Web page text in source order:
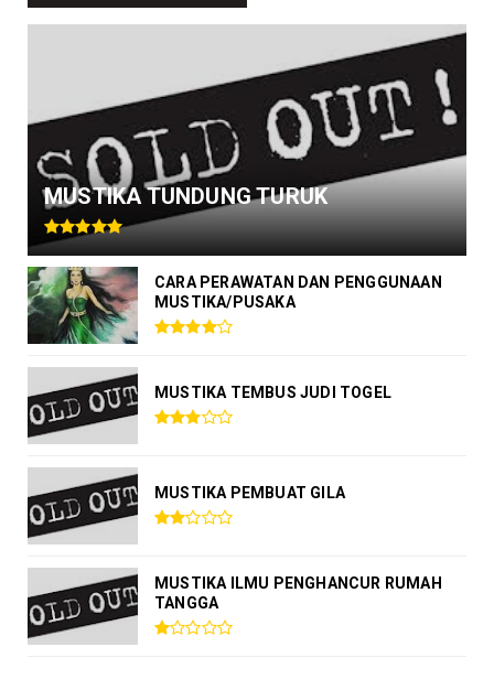
MUSTIKA TUNDUNG TURUK
CARA PERAWATAN DAN PENGGUNAAN
MUSTIKA/PUSAKA
MUSTIKA TEMBUS JUDI TOGEL
MUSTIKA PEMBUAT GILA
MUSTIKA ILMU PENGHANCUR RUMAH
TANGGA